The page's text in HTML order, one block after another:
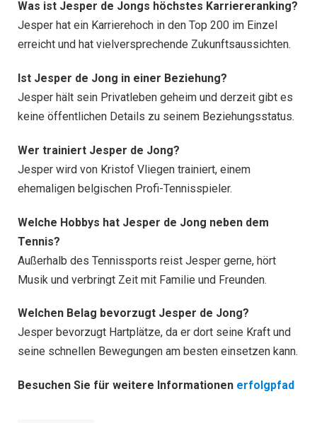
Was ist Jesper de Jongs höchstes Karriereranking?
Jesper hat ein Karrierehoch in den Top 200 im Einzel
erreicht und hat vielversprechende Zukunftsaussichten.
Ist Jesper de Jong in einer Beziehung?
Jesper hält sein Privatleben geheim und derzeit gibt es
keine öffentlichen Details zu seinem Beziehungsstatus.
Wer trainiert Jesper de Jong?
Jesper wird von Kristof Vliegen trainiert, einem
ehemaligen belgischen Profi-Tennisspieler.
Welche Hobbys hat Jesper de Jong neben dem
Tennis?
Außerhalb des Tennissports reist Jesper gerne, hört
Musik und verbringt Zeit mit Familie und Freunden.
Welchen Belag bevorzugt Jesper de Jong?
Jesper bevorzugt Hartplätze, da er dort seine Kraft und
seine schnellen Bewegungen am besten einsetzen kann.
Besuchen Sie für weitere Informationen erfolgpfad